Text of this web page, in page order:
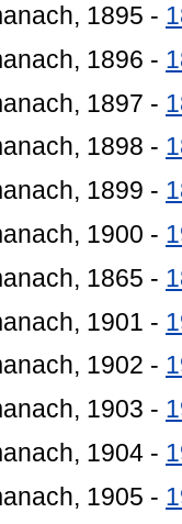
1895 -
1896 -
1897 -
1898 -
1899 -
1900 -
1865 -
1901 -
1902 -
1903 -
1904 -
1905 -